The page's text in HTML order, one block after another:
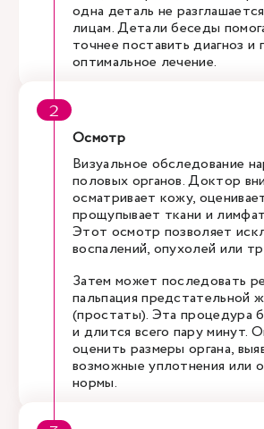
одна деталь не
лицам. Детали беседы
точнее поставить диагноз и
оптимальное лечение.
Осмотр
Визуальное обследование
половых органов. Доктор
осматривает кожу,
прощупывает ткани и
Этот осмотр позволяет
воспалений, опухолей или
Затем может последовать
пальпация предстательной
(простаты). Эта процедура
и длится всего пару минут.
оценить размеры органа,
возможные уплотнения или
нормы.